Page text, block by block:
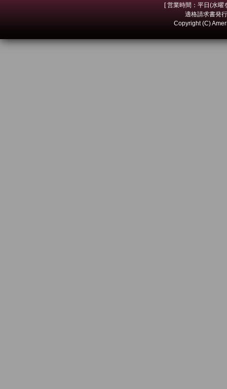
[ 営業時間：平日(水
適格請求書発
Copyright (C)